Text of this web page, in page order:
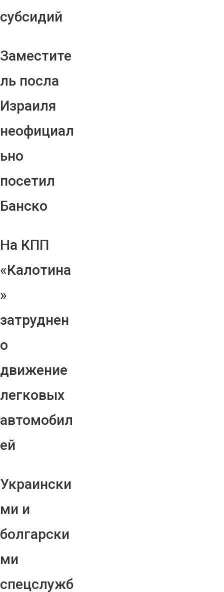
субсидий
Заместите
ль посла
Израиля
неофициал
ьно
посетил
Банско
На КПП
«Калотина
»
затруднен
о
движение
легковых
автомобил
ей
Украински
ми и
болгарски
ми
спецслужб